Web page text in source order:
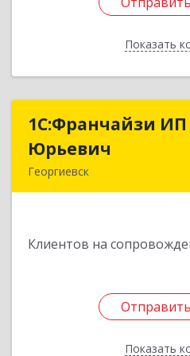
Показать
1С:Франчайзи
Юрьевич
Георгиевск
Клиентов на
Показать
1С:Франчайзи